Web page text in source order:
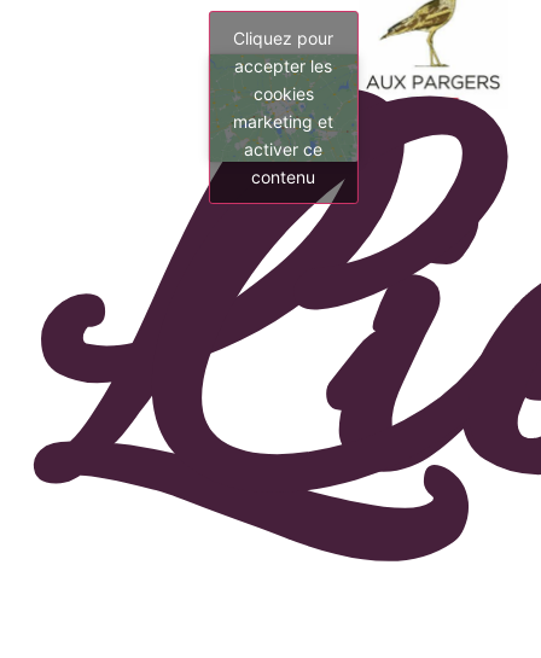
Cliquez pour
accepter les
cookies
marketing et
activer ce
contenu